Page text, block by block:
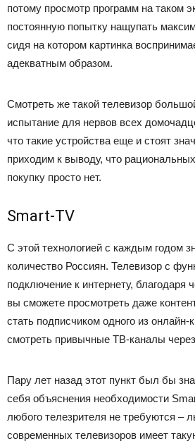
потому просмотр программ на таком
постоянную попытку нащупать
сидя на котором картинка
адекватным образом.
Смотреть же такой телевизор
испытание для нервов всех
что такие устройства еще и стоят
приходим к выводу, что
покупку просто нет.
Smart-TV
С этой технологией с каждым годом
количество Россиян. Телевизор с
подключение к интернету, благодаря
вы сможете просмотреть даже
стать подписчиком одного из онлайн-
смотреть привычные ТВ-каналы через
Пару лет назад этот пункт был бы
себя объяснения необходимости
любого телезрителя не требуются –
современных телевизоров имеет